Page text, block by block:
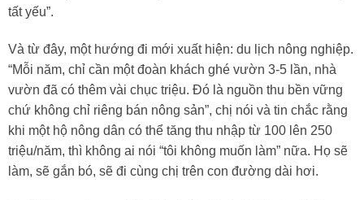
tất yếu”.
Và từ đây, một hướng đi mới xuất hiện: du lịch nông nghiệp.
“Mỗi năm, chỉ cần một đoàn khách ghé vườn 3-5 lần, nhà
vườn đã có thêm vài chục triệu. Đó là nguồn thu bền vững
chứ không chỉ riêng bán nông sản”, chị nói và tin chắc rằng
khi một hộ nông dân có thể tăng thu nhập từ 100 lên 250
triệu/năm, thì không ai nói “tôi không muốn làm” nữa. Họ sẽ
làm, sẽ gắn bó, sẽ đi cùng chị trên con đường dài hơi.